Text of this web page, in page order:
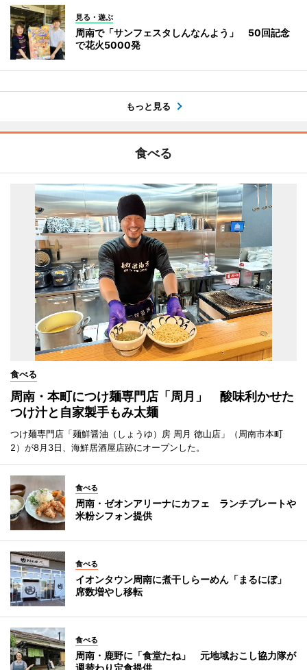
見る・遊ぶ
周南で「サンフェスタしんなんよう」 50回記念
で花火5000発
もっと見る
食べる
食べる
周南・本町につけ麺専門店「周月」 酸味利かせた
つけ汁と自家製手もみ太麺
つけ麺専門店「麺鮮醤油（しょうゆ）房 周月 徳山店」（周南市本町
2）が8月3日、海鮮居酒屋店跡にオープンした。
食べる
周南・ゼオンアリーナにカフェ ランチプレートや
米粉シフォン提供
食べる
イオンタウン周南に煮干しらーめん「まるにぼ」
席数増やし移転
食べる
周南・鹿野に「食堂たね」 元地域おこし協力隊が
週替わり定食提供